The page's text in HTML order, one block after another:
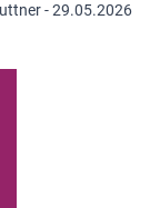
-29.05.2026